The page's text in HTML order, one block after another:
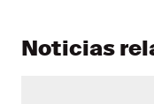
Noticias